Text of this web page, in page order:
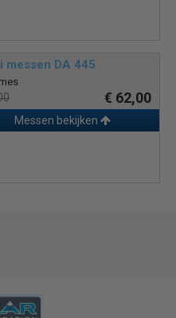
messen DA 445
€ 62,00
Messen bekijken